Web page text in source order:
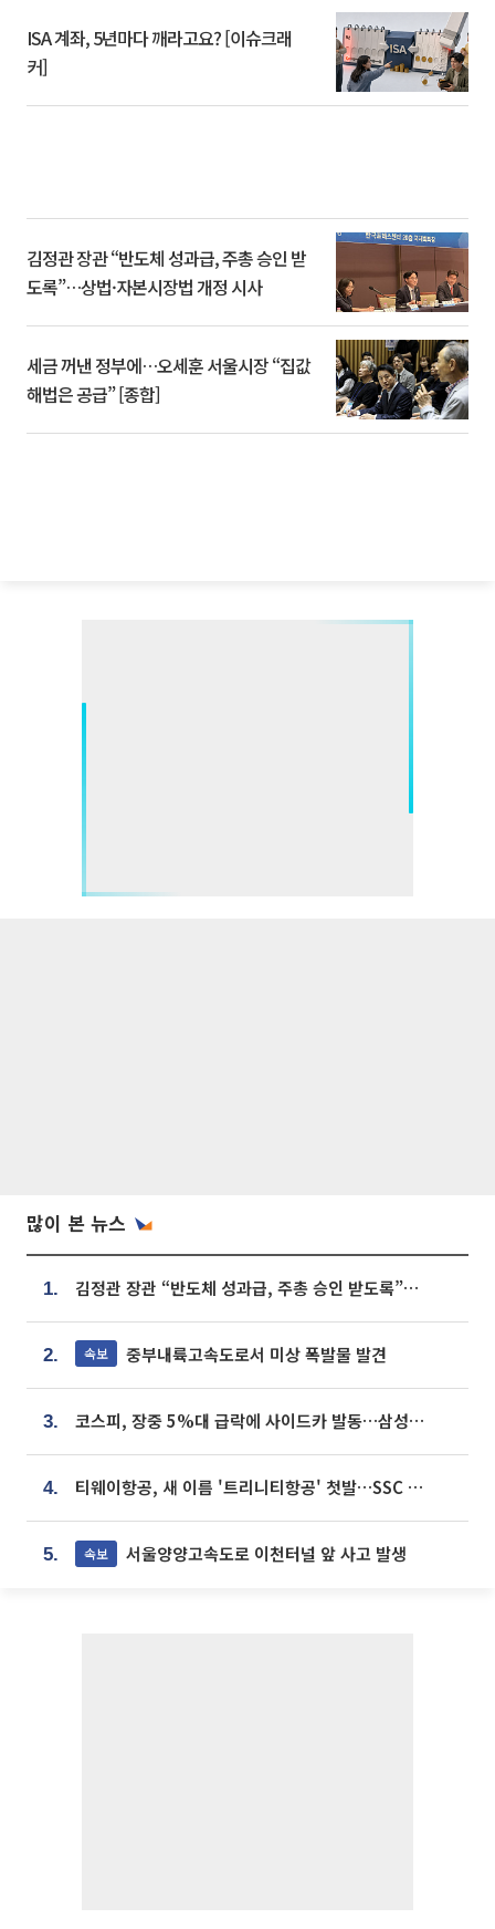
ISA 계좌, 5년마다 깨라고요? [이슈크래
커]
김정관 장관 “반도체 성과급, 주총 승인 받
도록”…상법·자본시장법 개정 시사
세금 꺼낸 정부에…오세훈 서울시장 “집값
해법은 공급” [종합]
많이 본 뉴스
1. 김정관 장관 “반도체 성과급, 주총 승인 받도록”…상법·자본시장법 개정 시사
2. 속보 중부내륙고속도로서 미상 폭발물 발견
3. 코스피, 장중 5%대 급락에 사이드카 발동…삼성·SK 동반 폭락
4. 티웨이항공, 새 이름 '트리니티항공' 첫발…SSC 전략 본격화
5. 속보 서울양양고속도로 이천터널 앞 사고 발생